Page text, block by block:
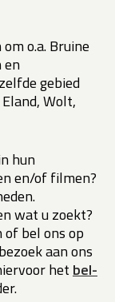
o.a. Bruine
en
gebied
Wolt,
hun
en/of filmen?
wat u zoekt?
bel ons op
aan ons
hetbel-